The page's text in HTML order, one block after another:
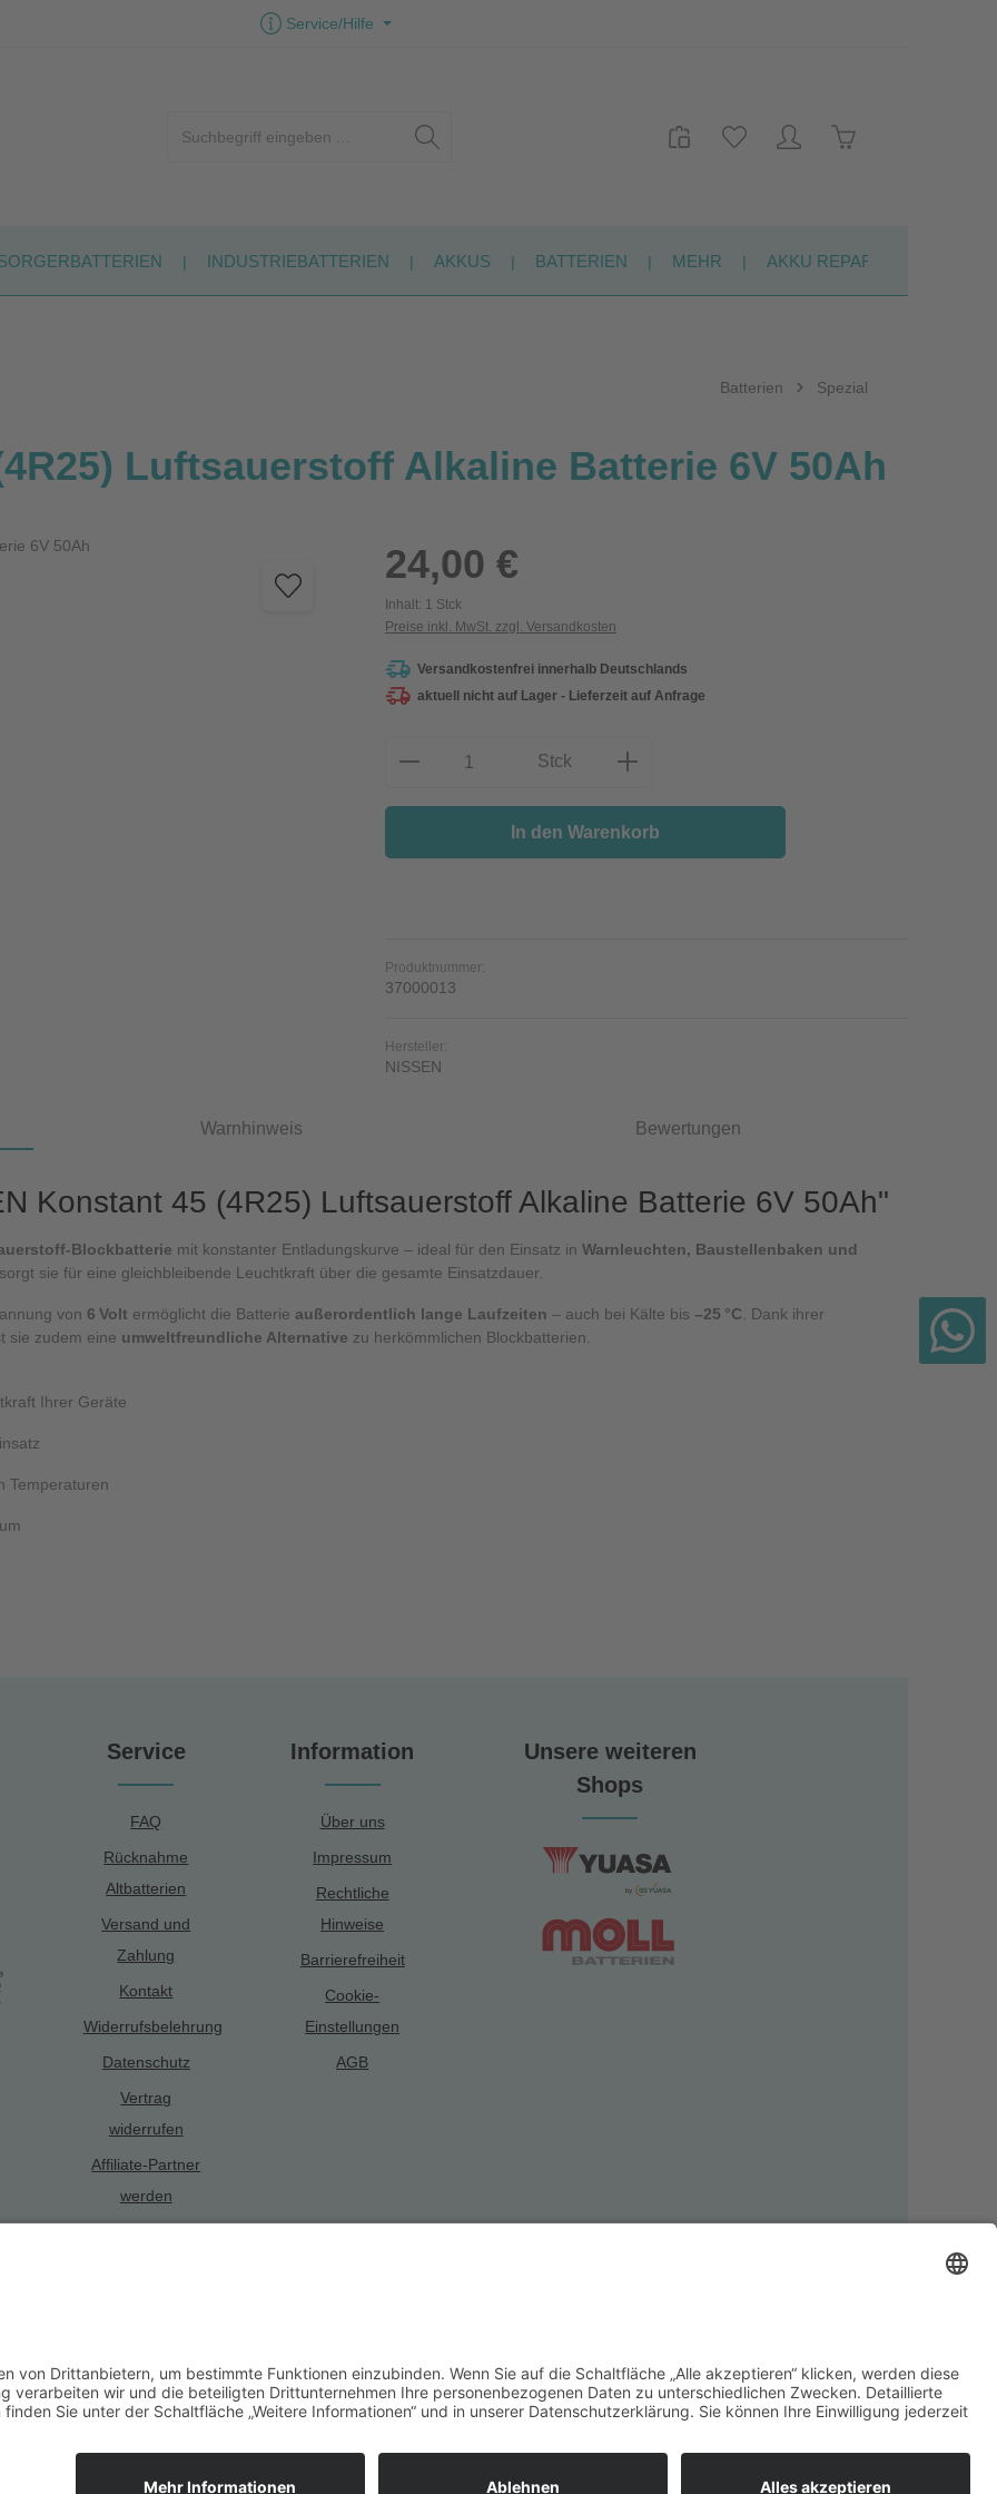
Service/Hilfe
INDUSTRIEBATTERIEN AKKUS BATTERIEN MEHR AKKU REPARATUR
Batterien Spezial
Luftsauerstoff Alkaline Batterie 6V 50Ah
24,00 €
Inhalt: 1 Stck
Preise inkl. MwSt. zzgl. Versandkosten
Versandkostenfrei innerhalb Deutschlands
aktuell nicht auf Lager - Lieferzeit auf Anfrage
Produkt Anzahl: Gib den gewünschten Wert ein
Stck
In den Warenkorb
Produktnummer:
37000013
Hersteller:
NISSEN
Warnhinweis Bewertungen
Konstant 45 (4R25) Luftsauerstoff Alkaline Batterie 6V 50Ah"
Blockbatterie mit konstanter Entladungskurve – ideal für den Einsatz in Warnleuchten, Baustellenbaken und
sie für eine gleichbleibende Leuchtkraft über die gesamte Einsatzdauer.
von 6 Volt ermöglicht die Batterie außerordentlich lange Laufzeiten – auch bei Kälte bis –25 °C . Dank ihrer
sie zudem eine umweltfreundliche Alternative zu herkömmlichen Blockbatterien.
Ihrer Geräte
Temperaturen
Service
FAQ
Rücknahme
Altbatterien
Versand und
Zahlung
Kontakt
Widerrufsbelehrung
Datenschutz
Vertrag
widerrufen
Affiliate-Partner
werden
Information
Über uns
Impressum
Rechtliche
Hinweise
Barrierefreiheit
Cookie-
Einstellungen
AGB
Unsere weiteren
Shops